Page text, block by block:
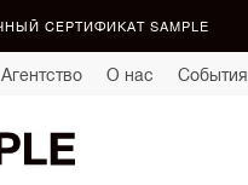
СЕРТИФИКАТ SAMPLE
Агентство О нас События